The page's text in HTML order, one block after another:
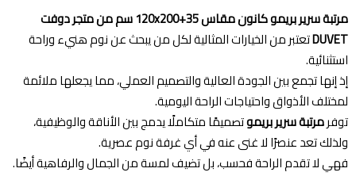
مرتبة سرير بريمو كانون مقاس 120x200+35 سم من متجر دوفت
DUVETتعتبر من الخيارات المثالية لكل من يبحث عن نوم هنيء وراحة
استثنائية.
إذ إنها تجمع بين الجودة العالية والتصميم العملي، مما يجعلها ملائمة
لمختلف الأذواق واحتياجات الراحة اليومية.
توفرمرتبة سرير بريموتصميمًا متكاملًا يدمج بين الأناقة والوظيفية،
ولذلك تعد عنصرًا لا غنى عنه في أي غرفة نوم عصرية.
فهي لا تقدم الراحة فحسب، بل تضيف لمسة من الجمال والرفاهية أيضًا.